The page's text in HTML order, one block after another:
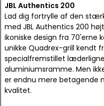
JBL Authentics 200
Lad dig fortrylle af den
med JBL Authentics 200
ikoniske design fra 70'erne
unikke Quadrex-grill kendt
specialfremstillet
aluminiumsramme. Men
er endnu mere betagende
kvalitet.